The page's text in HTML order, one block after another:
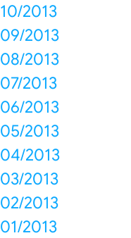
10/2013
09/2013
08/2013
07/2013
06/2013
05/2013
04/2013
03/2013
02/2013
01/2013